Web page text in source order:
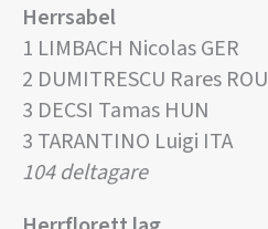
Herrsabel
1 LIMBACH Nicolas GER
2 DUMITRESCU Rares ROU
3 DECSI Tamas HUN
3 TARANTINO Luigi ITA
104 deltagare